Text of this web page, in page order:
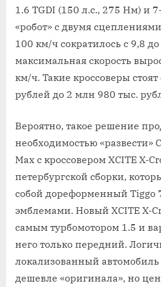
1.6 TGDI (150 л.с., 275 Нм) и
«робот» с двумя
100 км/ч сократилось с 9,8
максимальная скорость
км/ч. Такие кроссоверы
рублей до 2 млн 980 тыс.
Вероятно, такое решение
необходимостью «развести»
Max с кроссовером XCITE X-
петербургской сборки,
собой дореформенный Tiggo
эмблемами. Новый XCITE X-
самым турбомотором 1.5 и
него только передний.
локализованный автомобиль
дешевле «оригинала», но